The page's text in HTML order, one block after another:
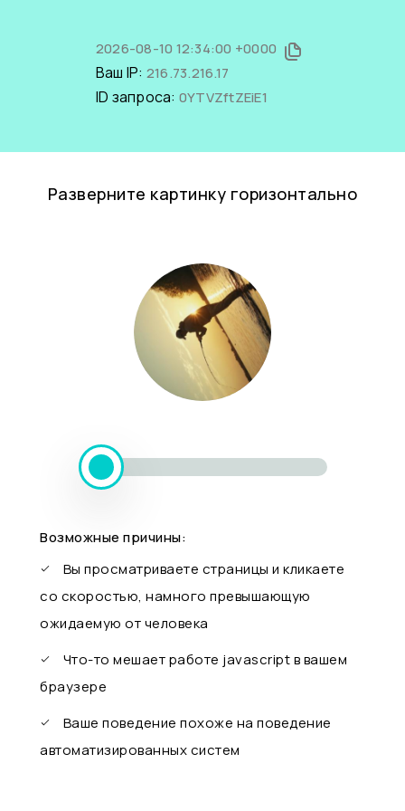
2026-08-10 12:34:00 +0000
Ваш IP: 216.73.216.17
ID запроса: 0YTVZftZEiE1
Разверните картинку горизонтально
Возможные причины:
Вы просматриваете страницы и кликаете
со скоростью, намного превышающую
ожидаемую от человека
Что-то мешает работе javascript в вашем
браузере
Ваше поведение похоже на поведение
автоматизированных систем